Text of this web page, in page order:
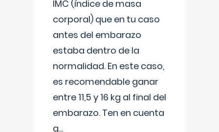
IMC (índice de masa
corporal) que en tu caso
antes del embarazo
estaba dentro de la
normalidad. En este caso,
es recomendable ganar
entre 11,5 y 16 kg al final del
embarazo. Ten en cuenta
q...